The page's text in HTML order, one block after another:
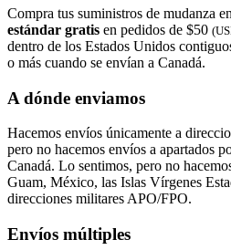
Compra tus suministros de mudanza
estándar gratis en pedidos de $50
dentro de los Estados Unidos
o más cuando se envían a Canadá.
A dónde enviamos
Hacemos envíos únicamente a
pero no hacemos envíos a apartados
Canadá. Lo sentimos, pero no
Guam, México, las Islas Vírgenes
direcciones militares APO/FPO.
Envíos múltiples